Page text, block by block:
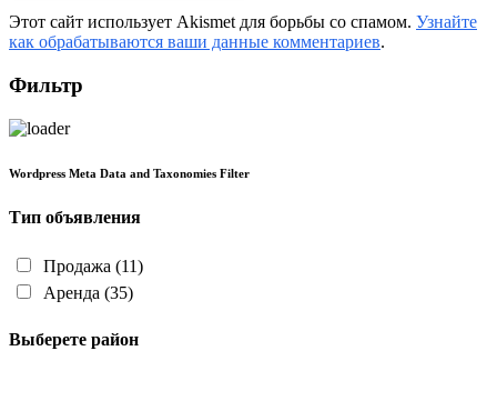
Этот сайт использует Akismet для борьбы со спамом. Узнайте
как обрабатываются ваши данные комментариев.
Фильтр
Wordpress Meta Data and Taxonomies Filter
Тип объявления
Продажа (11)
Аренда (35)
Выберете район